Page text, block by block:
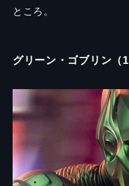
ところ。
グリーン・ゴブリン